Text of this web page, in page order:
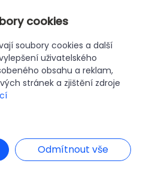
cookies
soubory cookies a další
uživatelského
obsahu a reklam,
stránek a zjištění zdroje
Odmítnout vše